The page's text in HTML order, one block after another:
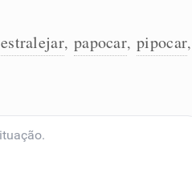
estralejar, papocar, pipocar,